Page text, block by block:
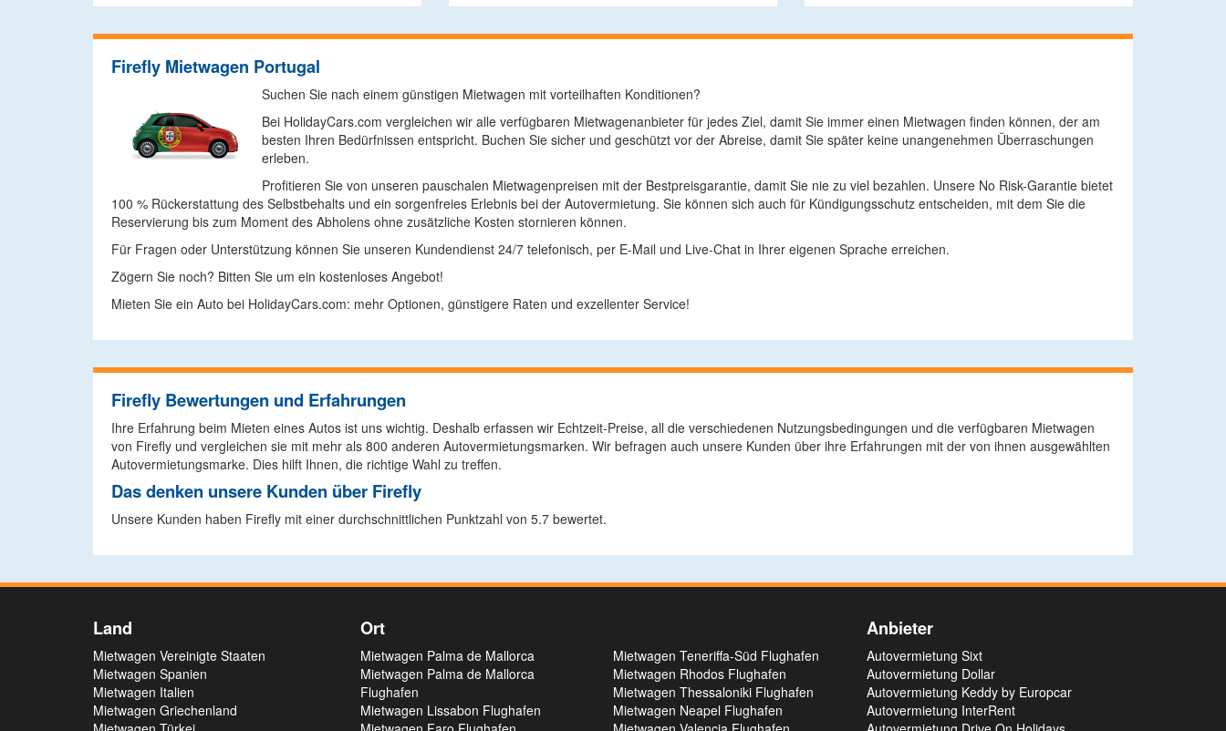
Firefly Mietwagen Portugal
Suchen Sie nach einem günstigen Mietwagen mit vorteilhaften Konditionen?
Bei HolidayCars.com vergleichen wir alle verfügbaren Mietwagenanbieter für jedes Ziel, damit Sie immer einen Mietwagen finden können, der am
besten Ihren Bedürfnissen entspricht. Buchen Sie sicher und geschützt vor der Abreise, damit Sie später keine unangenehmen Überraschungen
erleben.
Profitieren Sie von unseren pauschalen Mietwagenpreisen mit der Bestpreisgarantie, damit Sie nie zu viel bezahlen. Unsere No Risk-Garantie bietet
100 % Rückerstattung des Selbstbehalts und ein sorgenfreies Erlebnis bei der Autovermietung. Sie können sich auch für Kündigungsschutz entscheiden, mit dem Sie die
Reservierung bis zum Moment des Abholens ohne zusätzliche Kosten stornieren können.
Für Fragen oder Unterstützung können Sie unseren Kundendienst 24/7 telefonisch, per E-Mail und Live-Chat in Ihrer eigenen Sprache erreichen.
Zögern Sie noch? Bitten Sie um ein kostenloses Angebot!
Mieten Sie ein Auto bei HolidayCars.com: mehr Optionen, günstigere Raten und exzellenter Service!
Firefly Bewertungen und Erfahrungen
Ihre Erfahrung beim Mieten eines Autos ist uns wichtig. Deshalb erfassen wir Echtzeit-Preise, all die verschiedenen Nutzungsbedingungen und die verfügbaren Mietwagen
von Firefly und vergleichen sie mit mehr als 800 anderen Autovermietungsmarken. Wir befragen auch unsere Kunden über ihre Erfahrungen mit der von ihnen ausgewählten
Autovermietungsmarke. Dies hilft Ihnen, die richtige Wahl zu treffen.
Das denken unsere Kunden über Firefly
Unsere Kunden haben Firefly mit einer durchschnittlichen Punktzahl von 5.7 bewertet.
Land
Mietwagen Vereinigte Staaten
Mietwagen Spanien
Mietwagen Italien
Mietwagen Griechenland
Ort
Mietwagen Palma de Mallorca
Mietwagen Palma de Mallorca
Flughafen
Mietwagen Lissabon Flughafen
Mietwagen Teneriffa-Süd Flughafen
Mietwagen Rhodos Flughafen
Mietwagen Thessaloniki Flughafen
Mietwagen Neapel Flughafen
Anbieter
Autovermietung Sixt
Autovermietung Dollar
Autovermietung Keddy by Europcar
Autovermietung InterRent